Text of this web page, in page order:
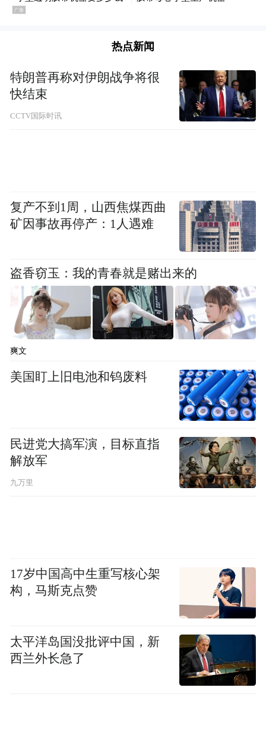
热点新闻
特朗普再称对伊朗战争将很
快结束
CCTV国际时讯
复产不到1周，山西焦煤西曲
矿因事故再停产：1人遇难
盗香窃玉：我的青春就是赌出来的
爽文
美国盯上旧电池和钨废料
民进党大搞军演，目标直指
解放军
九万里
17岁中国高中生重写核心架
构，马斯克点赞
太平洋岛国没批评中国，新
西兰外长急了